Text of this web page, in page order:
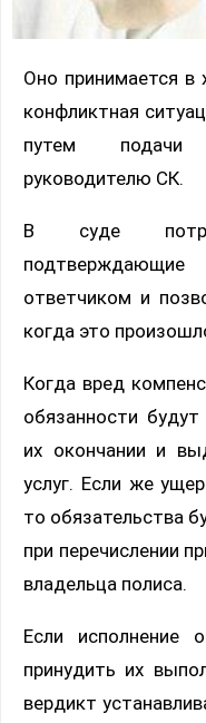
Оно принимается в
конфликтная
путем подачи
руководителю СК.
В суде
ответчиком и
когда это
Когда вред
обязанности
их окончании и
услуг. Если же
то обязательства
при перечислении
владельца полиса.
Если исполнение
принудить их
вердикт